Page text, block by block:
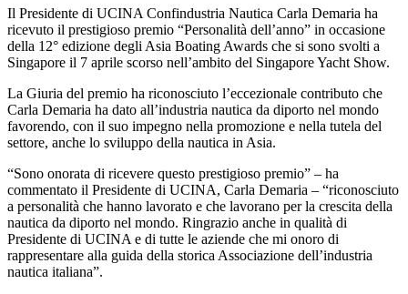
Il Presidente di UCINA Confindustria Nautica Carla Demaria ha
ricevuto il prestigioso premio “Personalità dell’anno” in occasione
della 12° edizione degli Asia Boating Awards che si sono svolti a
Singapore il 7 aprile scorso nell’ambito del Singapore Yacht Show.
La Giuria del premio ha riconosciuto l’eccezionale contributo che
Carla Demaria ha dato all’industria nautica da diporto nel mondo
favorendo, con il suo impegno nella promozione e nella tutela del
settore, anche lo sviluppo della nautica in Asia.
“Sono onorata di ricevere questo prestigioso premio” – ha
commentato il Presidente di UCINA, Carla Demaria – “riconosciuto
a personalità che hanno lavorato e che lavorano per la crescita della
nautica da diporto nel mondo. Ringrazio anche in qualità di
Presidente di UCINA e di tutte le aziende che mi onoro di
rappresentare alla guida della storica Associazione dell’industria
nautica italiana”.